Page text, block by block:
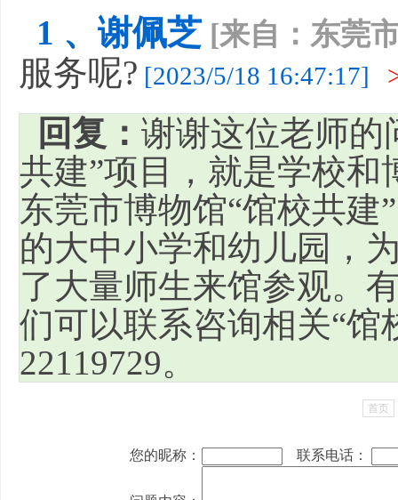
1 、谢佩芝 [来自：东莞
服务呢? [2023/5/18 16:47:17]
回复： 谢谢这位老师的
共建”项目，就是学校
东莞市博物馆“馆校共
的大中小学和幼儿园，
了大量师生来馆参观。
们可以联系咨询相关“馆
22119729。
首页
您的昵称： 联系电话：